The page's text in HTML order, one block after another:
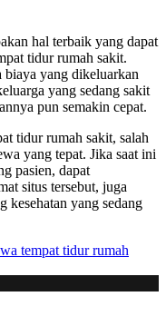
hal terbaik yang dapat
tidur rumah sakit.
biaya yang dikeluarkan
yang sedang sakit
pun semakin cepat.
tidur rumah sakit, salah
yang tepat. Jika saat ini
pasien, dapat
situs tersebut, juga
kesehatan yang sedang
tempat tidur rumah